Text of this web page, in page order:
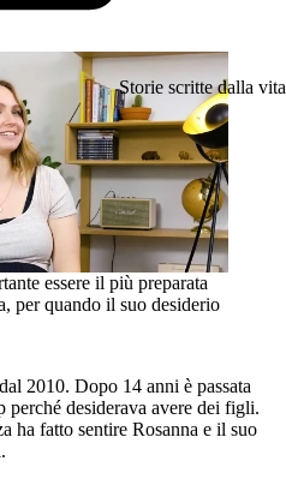
Storie scritte dalla vita
essere il più preparata
per quando il suo desiderio
2010. Dopo 14 anni è passata
desiderava avere dei figli.
ha fatto sentire Rosanna e il suo